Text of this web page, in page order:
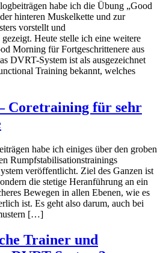
habe ich die Übung „Good
hinteren Muskelkette und zur
vorstellt und
Heute stelle ich eine weitere
Morning für Fortgeschrittenere aus
DVRT-System ist als ausgezeichnet
Training bekannt, welches
Coretraining für sehr
habe ich einiges über den groben
Rumpfstabilisationstrainings
veröffentlicht. Ziel des Ganzen ist
die stetige Heranführung an ein
Bewegen in allen Ebenen, wie es
ist. Es geht also darum, auch bei
[…]
Trainer und